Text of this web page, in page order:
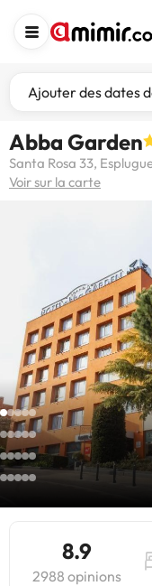
Ajouter des dates
Abba Garden
Santa Rosa 33,
Voir sur la carte
8.9
2988 opinions